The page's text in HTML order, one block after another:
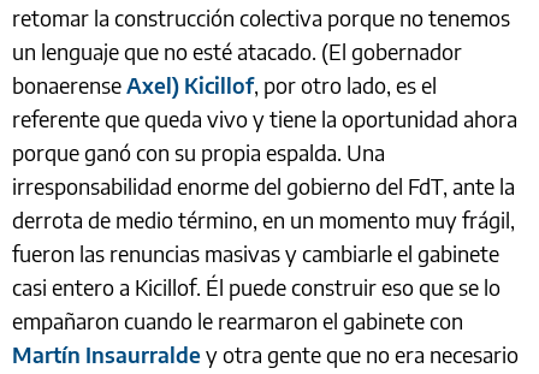
retomar la construcción colectiva porque no tenemos
un lenguaje que no esté atacado. (El gobernador
bonaerenseAxel) Kicillof, por otro lado, es el
referente que queda vivo y tiene la oportunidad ahora
porque ganó con su propia espalda. Una
irresponsabilidad enorme del gobierno del FdT, ante la
derrota de medio término, en un momento muy frágil,
fueron las renuncias masivas y cambiarle el gabinete
casi entero a Kicillof. Él puede construir eso que se lo
empañaron cuando le rearmaron el gabinete con
Martín Insaurraldey otra gente que no era necesario